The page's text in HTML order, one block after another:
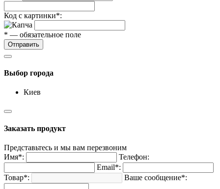
Код с картинки*:
* — обязательное поле
Отправить
Выбор города
Киев
Заказать продукт
Представьтесь и мы вам перезвоним
Имя*:
Телефон:
Email*:
Товар*:
Ваше сообщение*: